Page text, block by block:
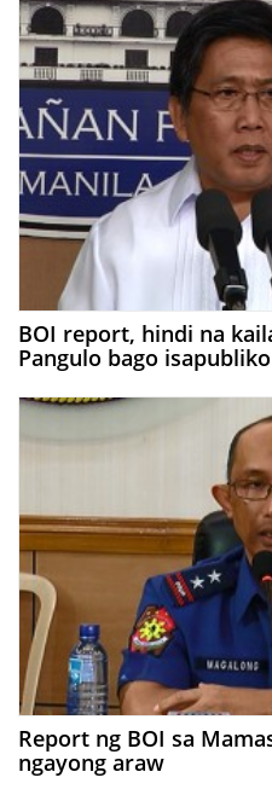
BOI report, hindi na
Pangulo bago
Report ng BOI sa
ngayong araw